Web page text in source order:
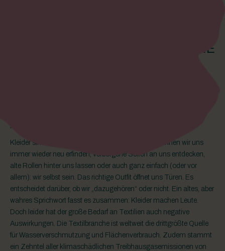
NACHHALTIGE TEXTILBRANCHE
ihrer Kleidung zu sensibilisieren.
Kleider sind eine wunderbare Sache. Dank ihnen können wir uns
immer wieder neu erfinden, verborgene Seiten an uns entdecken,
alte Rollen hinter uns lassen oder auch ganz einfach (oder vor
allem): wir selbst sein. Das richtige Outfit öffnet uns Türen. Es
entscheidet darüber, ob wir „dazugehören“ oder nicht. Ein altes, aber
wahres Sprichwort fasst es zusammen: Kleider machen Leute.
Doch leider hat der große Bedarf an Textilien auch negative
Auswirkungen. Die Textilbranche ist weltweit die drittgrößte Quelle
für Wasserverschmutzung und Flächenverbrauch. Zudem stammt
ein Zehntel aller klimaschädlichen Treibhausgasemissionen von